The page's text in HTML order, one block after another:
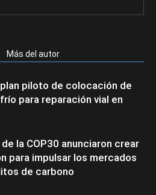
Más del autor
piloto de colocación de
para reparación vial en
la COP30 anunciaron crear
para impulsar los mercados
de carbono